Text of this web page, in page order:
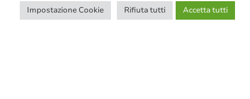
Impostazione Cookie Rifiuta tutti Accetta tutti